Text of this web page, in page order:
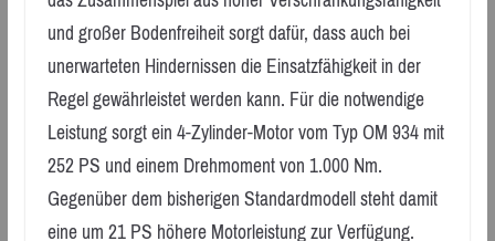
und großer Bodenfreiheit sorgt dafür, dass auch bei
unerwarteten Hindernissen die Einsatzfähigkeit in der
Regel gewährleistet werden kann. Für die notwendige
Leistung sorgt ein 4-Zylinder-Motor vom Typ OM 934 mit
252 PS und einem Drehmoment von 1.000 Nm.
Gegenüber dem bisherigen Standardmodell steht damit
eine um 21 PS höhere Motorleistung zur Verfügung.